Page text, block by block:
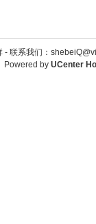
- 联系我们：
Powered by UCenter